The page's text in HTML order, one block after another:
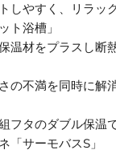
しやすく、リラッ
ト浴槽」
温材をプラスし断
の不満を同時に解
フタのダブル保温
「サーモバスS」